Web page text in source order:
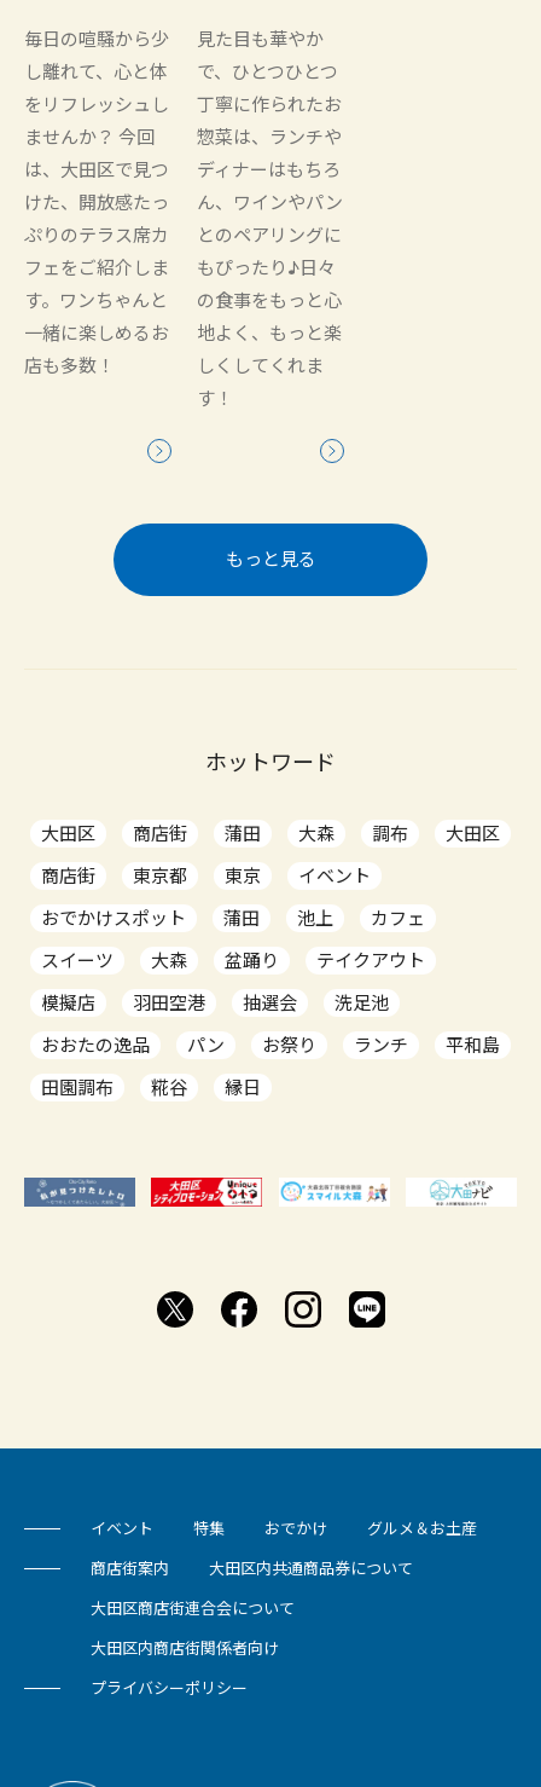
毎日の喧騒から少
し離れて、心と体
をリフレッシュし
ませんか？ 今回
は、大田区で見つ
けた、開放感たっ
ぷりのテラス席カ
フェをご紹介しま
す。ワンちゃんと
一緒に楽しめるお
店も多数！
見た目も華やか
で、ひとつひとつ
丁寧に作られたお
惣菜は、ランチや
ディナーはもちろ
ん、ワインやパン
とのペアリングに
もぴったり♪日々
の食事をもっと心
地よく、もっと楽
しくしてくれま
す！
もっと見る
ホットワード
大田区 商店街 蒲田 大森 調布
大田区
商店街
東京都 東京
イベント
おでかけスポット
蒲田 池上
カフェ
スイーツ
大森 盆踊り
テイクアウト
模擬店
羽田空港 抽選会
洗足池
おおたの逸品
パン お祭り ランチ
平和島
田園調布
糀谷 縁日
イベント 特集 おでかけ グルメ＆お土産
商店街案内 大田区内共通商品券について
大田区商店街連合会について
大田区内商店街関係者向け
プライバシーポリシー